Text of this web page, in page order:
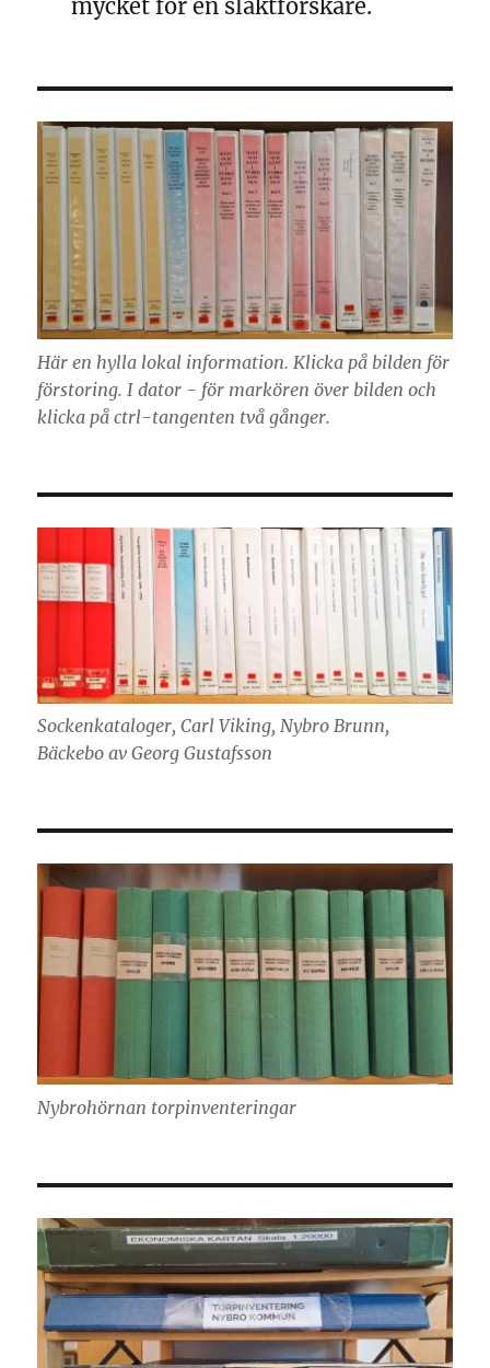
mycket för en släktforskare.
Här en hylla lokal information. Klicka på bilden för
förstoring. I dator - för markören över bilden och
klicka på ctrl-tangenten två gånger.
Sockenkataloger, Carl Viking, Nybro Brunn,
Bäckebo av Georg Gustafsson
Nybrohörnan torpinventeringar